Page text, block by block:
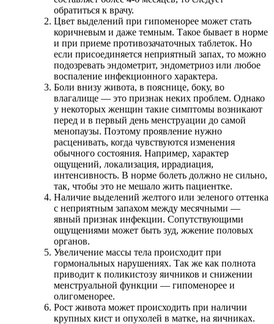
обратиться к врачу.
Цвет выделений при гипоменорее может стать
коричневым и даже темным. Такое бывает в норме
и при приеме противозачаточных таблеток. Но
если присоединяется неприятный запах, то можно
подозревать эндометрит, эндометриоз или любое
воспаление инфекционного характера.
Боли внизу живота, в пояснице, боку, во
влагалище — это признак неких проблем. Однако
у некоторых женщин такие симптомы возникают
перед и в первый день менструации до самой
менопаузы. Поэтому проявление нужно
расценивать, когда чувствуются изменения
обычного состояния. Например, характер
ощущений, локализация, иррадиация,
интенсивность. В норме болеть должно не сильно,
так, чтобы это не мешало жить пациентке.
Наличие выделений желтого или зеленого оттенка
с неприятным запахом между месячными —
явный признак инфекции. Сопутствующими
ощущениями может быть зуд, жжение половых
органов.
Увеличение массы тела происходит при
гормональных нарушениях. Так же как полнота
приводит к поликистозу яичников и снижении
менструальной функции — гипоменорее и
олигоменорее.
Рост живота может происходить при наличии
крупных кист и опухолей в матке, на яичниках.